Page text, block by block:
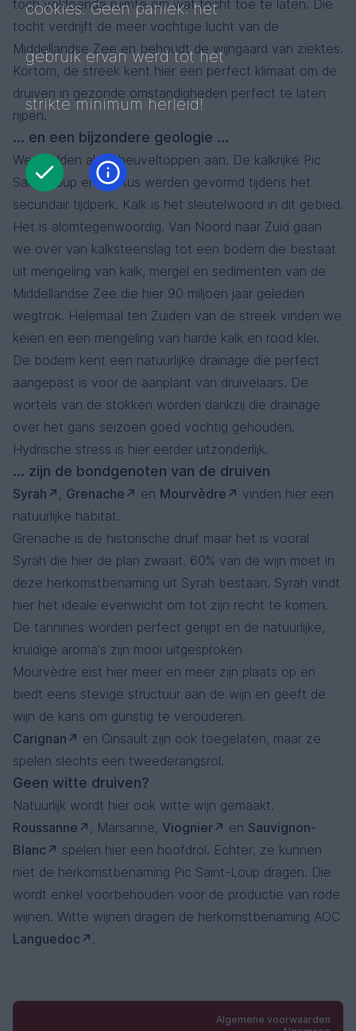
toch voldoende ruimte om wat tocht toe te laten. Die
tocht verdrijft de meer vochtige lucht van de
Middellandse Zee en behoudt de wijngaard van ziektes.
Kortom, de streek kent hier een perfect klimaat om de
druiven in gezonde omstandigheden perfect te laten
rijpen.
... en een bijzondere geologie ...
We haalden al de heuveltoppen aan. De kalkrijke Pic
Saint-Loup en Hortus werden gevormd tijdens het
secundair tijdperk. Kalk is het sleutelwoord in dit gebied.
Het is alomtegenwoordig. Van Noord naar Zuid gaan
we over van kalksteenslag tot een bodem die bestaat
uit mengeling van kalk, mergel en sedimenten van de
Middellandse Zee die hier 90 miljoen jaar geleden
wegtrok. Helemaal ten Zuiden van de streek vinden we
keien en een mengeling van harde kalk en rood klei.
De bodem kent een natuurlijke drainage die perfect
aangepast is voor de aanplant van druivelaars. De
wortels van de stokken worden dankzij die drainage
over het gans seizoen goed vochtig gehouden.
Hydrische stress is hier eerder uitzonderlijk.
... zijn de bondgenoten van de druiven
Syrah , Grenache en Mourvèdre
vinden hier een
natuurlijke habitat.
Grenache is de historische druif maar het is vooral
Syrah die hier de plan zwaait. 60% van de wijn moet in
deze herkomstbenaming uit Syrah bestaan. Syrah vindt
hier het ideale evenwicht om tot zijn recht te komen.
De tannines worden perfect gerijpt en de natuurlijke,
kruidige aroma's zijn mooi uitgesproken
Mourvèdre eist hier meer en meer zijn plaats op en
biedt eens stevige structuur aan de wijn en geeft de
wijn de kans om gunstig te verouderen.
Carignan
en Cinsault zijn ook toegelaten, maar ze
spelen slechts een tweederangsrol.
Geen witte druiven?
Natuurlijk wordt hier ook witte wijn gemaakt.
Roussanne
, Marsanne, Viognier en Sauvignon-
Blanc
spelen hier een hoofdrol. Echter, ze kunnen
niet de herkomstbenaming Pic Saint-Loup dragen. Die
wordt enkel voorbehouden voor de productie van rode
wijnen. Witte wijnen dragen de herkomstbenaming AOC
Languedoc
.
Algemene voorwaarden
cookies. Geen paniek: het
gebruik ervan werd tot het
strikte minimum herleid!